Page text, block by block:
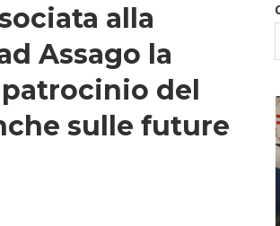
alla
Assago la
del
sulle future